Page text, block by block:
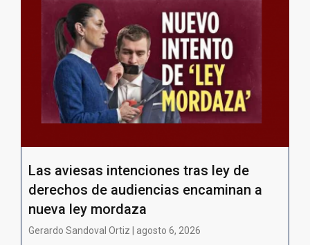
Las aviesas intenciones tras ley de
derechos de audiencias encaminan a
nueva ley mordaza
Gerardo Sandoval Ortiz | agosto 6, 2026